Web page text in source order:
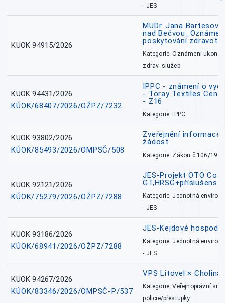
- JES
KUOK 94915/2026
MUDr. Jana
nad
poskytování
Kategorie: Oznámení-
zdrav. služeb
KUOK 94431/2026
KÚOK/68407/2026/OŽPZ/7232
IPPC - známení o
- Toray Textiles
- Z16
Kategorie: IPPC
KUOK 93802/2026
KÚOK/85493/2026/OMPSČ/508
Zveřejnění informace
žádost
Kategorie: Zákon č.106/1999
KUOK 92121/2026
KÚOK/75279/2026/OŽPZ/7288
JES-Projekt OTO
Kategorie: Jednotná
- JES
KUOK 93186/2026
KÚOK/68941/2026/OŽPZ/7288
JES-Kejdové
Kategorie: Jednotná
- JES
KUOK 94267/2026
KÚOK/83346/2026/OMPSČ-P/537
VPS Litovel ×
Kategorie: Veřejnoprávní
policie/přestupky